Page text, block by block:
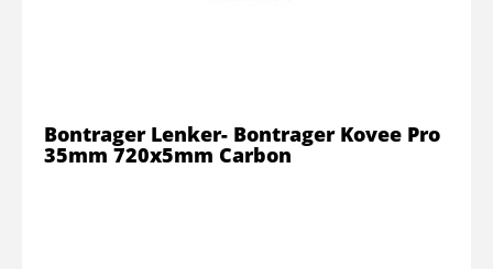
Bontrager Lenker- Bontrager Kovee Pro
35mm 720x5mm Carbon